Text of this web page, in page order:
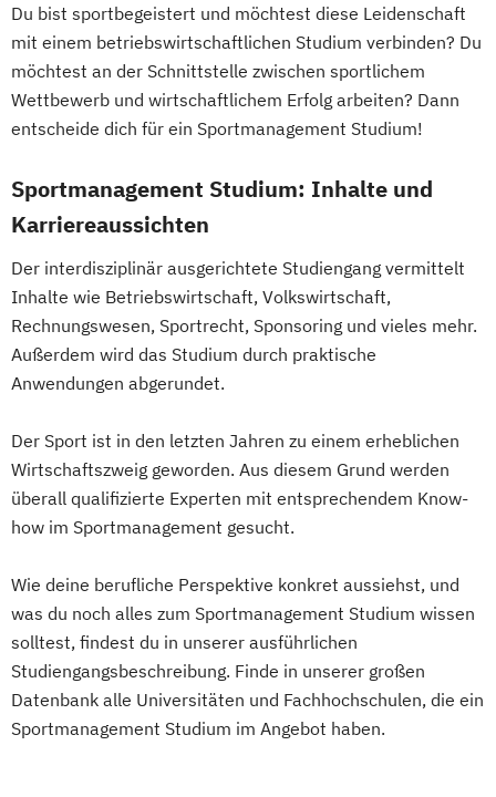
Green Marketing &
Nachhaltigkeitskommunikation (DE/EN)
Health Care Informatics
Immobilienmanagement Informatik
Journalismus &
Lebensmittel-Produktentwicklung &
Ressourcenmanagement
Logopädie Mechatronik
Mechatronik - Mikrosystemtechnik
MedTech – Functional Imaging
Conventional & Ion Radiotherapy (EN)
Nachhaltige Produktion &
Personal Organisation & Strategie
Polizeiliche Führung
Praxisanleitung
Produktmarketing & Projektmanagement
Pädagogisch-Didaktischer Lehrgang für
Radiologietechnologie
Regenerative Energiesysteme &
technisches Energiemanagement
Robotik
Softwaretechnik & Digitaler Systembau
Du bist sportbegeistert und möchtest diese Leidenschaft
mit einem betriebswirtschaftlichen Studium verbinden? Du
möchtest an der Schnittstelle zwischen sportlichem
Wettbewerb und wirtschaftlichem Erfolg arbeiten? Dann
entscheide dich für ein Sportmanagement Studium!
Sportmanagement Studium: Inhalte und
Karriereaussichten
Der interdisziplinär ausgerichtete Studiengang vermittelt
Inhalte wie Betriebswirtschaft, Volkswirtschaft,
Rechnungswesen, Sportrecht, Sponsoring und vieles mehr.
Außerdem wird das Studium durch praktische
Anwendungen abgerundet.
Der Sport ist in den letzten Jahren zu einem erheblichen
Wirtschaftszweig geworden. Aus diesem Grund werden
überall qualifizierte Experten mit entsprechendem Know-
how im Sportmanagement gesucht.
Wie deine berufliche Perspektive konkret aussiehst, und
was du noch alles zum Sportmanagement Studium wissen
solltest, findest du in unserer ausführlichen
Studiengangsbeschreibung. Finde in unserer großen
Datenbank alle Universitäten und Fachhochschulen, die ein
Sportmanagement Studium im Angebot haben.